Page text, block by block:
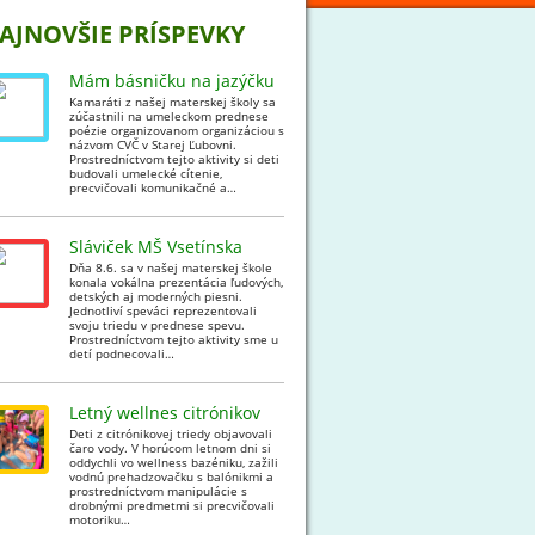
PRÍSPEVKY
Mám básničku na jazýčku
Kamaráti z našej materskej školy sa
zúčastnili na umeleckom prednese
poézie organizovanom organizáciou s
názvom CVČ v Starej Ľubovni.
Prostredníctvom tejto aktivity si deti
budovali umelecké cítenie,
precvičovali komunikačné a…
Sláviček MŠ Vsetínska
Dňa 8.6. sa v našej materskej škole
konala vokálna prezentácia ľudových,
detských aj moderných piesni.
Jednotliví speváci reprezentovali
svoju triedu v prednese spevu.
Prostredníctvom tejto aktivity sme u
detí podnecovali…
Letný wellnes citrónikov
Deti z citrónikovej triedy objavovali
čaro vody. V horúcom letnom dni si
oddychli vo wellness bazéniku, zažili
vodnú prehadzovačku s balónikmi a
prostredníctvom manipulácie s
drobnými predmetmi si precvičovali
motoriku…